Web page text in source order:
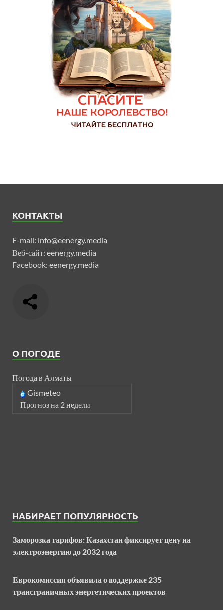
КОНТАКТЫ
E-mail: info@eenergy.media
Веб-сайт: eenergy.media
Facebook: eenergy.media
О ПОГОДЕ
Погода в Алматы
Gismeteo
Прогноз на 2 недели
НАБИРАЕТ ПОПУЛЯРНОСТЬ
Заморозка тарифов: Казахстан фиксирует цену на
электроэнергию до 2032 года
Еврокомиссия объявила о поддержке 235
трансграничных энергетических проектов